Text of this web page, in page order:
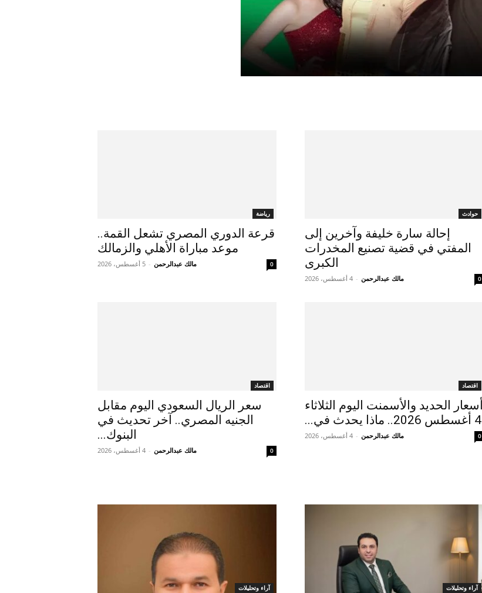
رياضة
قرعة الدوري المصري تشعل القمة..
موعد مباراة الأهلي والزمالك
مالك عبدالرحمن - 5 أغسطس، 2026 0
حوادث
إحالة سارة خليفة وآخرين إلى
المفتي في قضية تصنيع المخدرات
الكبرى
مالك عبدالرحمن - 4 أغسطس، 2026 0
اقتصاد
سعر الريال السعودي اليوم مقابل
الجنيه المصري.. آخر تحديث في
البنوك...
مالك عبدالرحمن - 4 أغسطس، 2026 0
اقتصاد
أسعار الحديد والأسمنت اليوم الثلاثاء
4 أغسطس 2026.. ماذا يحدث في...
مالك عبدالرحمن - 4 أغسطس، 2026 0
آراء وتحليلات آراء وتحليلات